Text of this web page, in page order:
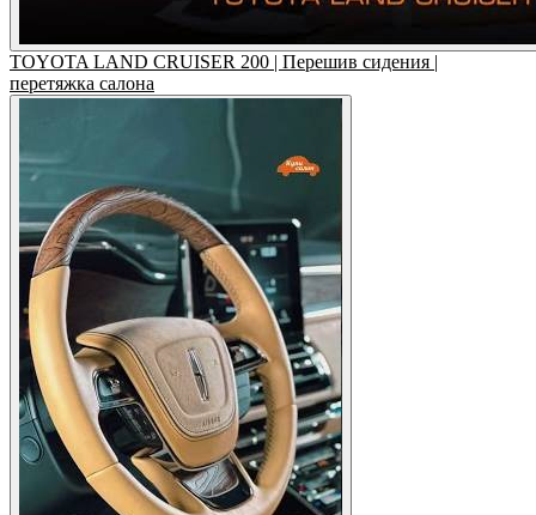
TOYOTA LAND CRUISER 200 | Перешив сидения |
перетяжка салона